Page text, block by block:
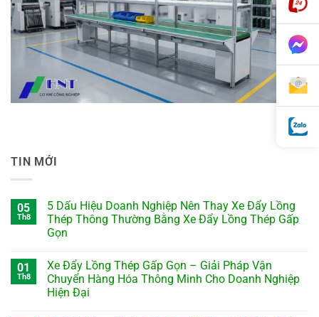
TIN MỚI
05
Th8
5 Dấu Hiệu Doanh Nghiệp Nên Thay Xe Đẩy Lồng
Thép Thông Thường Bằng Xe Đẩy Lồng Thép Gấp
Gọn
01
Th8
Xe Đẩy Lồng Thép Gấp Gọn – Giải Pháp Vận
Chuyển Hàng Hóa Thông Minh Cho Doanh Nghiệp
Hiện Đại